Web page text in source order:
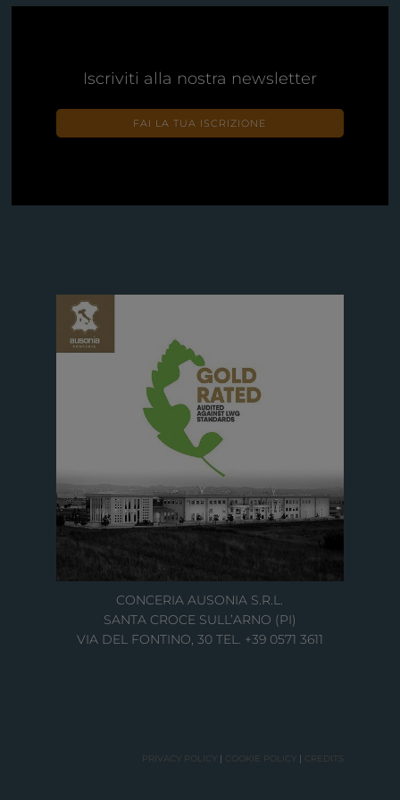
Iscriviti alla nostra newsletter
FAI LA TUA ISCRIZIONE
CONCERIA AUSONIA S.R.L.
SANTA CROCE SULL’ARNO (PI)
VIA DEL FONTINO, 30 TEL. +39 0571 3611
PRIVACY POLICY | COOKIE POLICY | CREDITS